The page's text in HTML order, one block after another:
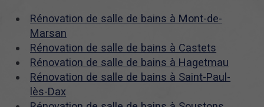
Rénovation de salle de bains à Mont-de-
Marsan
Rénovation de salle de bains à Castets
Rénovation de salle de bains à Hagetmau
Rénovation de salle de bains à Saint-Paul-
lès-Dax